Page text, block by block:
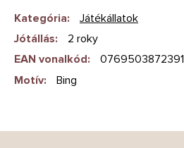
Kategória:
Játékállatok
Jótállás:
2 roky
EAN vonalkód:
0769503872391
Motív: Bing